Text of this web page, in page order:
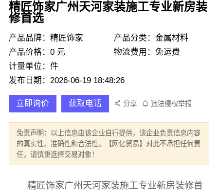
精匠饰家广州天河家装施工专业新房装
修首选
产品品牌：精匠饰家
产品分类：金属材料
产品价格：0 元
物流费用：免运费
计量单位：件
发布日期：2026-06-19 18:48:26
立即询价 获取电话 分享 违法侵权举报
免责声明：以上信息由该企业自行提供，该企业负责信息内容
的真实性、准确性和合法性。【网亿贸易】对此不承担任何责
任，请慎重选择交易对象！
精匠饰家广州天河家装施工专业新房装修首